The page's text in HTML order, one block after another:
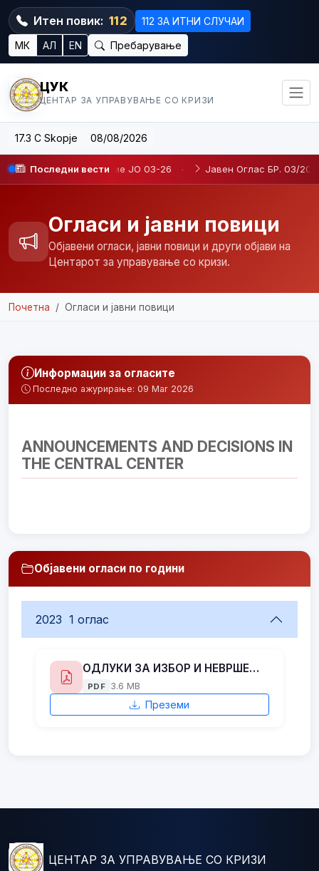
Итен повик: 112 112 ЗА ИТНИ СЛУЧАИ
МК АЛ EN Пребарување
ЦУК
ЦЕНТАР ЗА УПРАВУВАЊЕ СО КРИЗИ
17.3 C Skopje 08/08/2026
Последни вести
на определено време JO 03-26 · Јавен Оглас БР. 03/2026
Огласи и јавни повици
Објавени огласи, јавни повици и други објави на
Центарот за управување со кризи.
Почетна Огласи и јавни повици
Информации за огласите
Последно ажурирање: 09 Mar 2026
ANNOUNCEMENTS AND DECISIONS IN
THE CENTRAL CENTER
Објавени огласи по години
2023 1 оглас
ОДЛУКИ ЗА ИЗБОР И НЕВРШЕЊЕ ИЗБОР НА КАНДИДАТИ ПО ОСНОВ НА ВРАБОТУВАЊЕ НА ОПРЕДЕЛЕНО ВРЕМЕ 01 09 2023
PDF 3.6 MB
Преземи
ЦЕНТАР ЗА УПРАВУВАЊЕ СО КРИЗИ